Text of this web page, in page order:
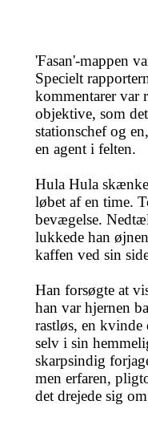
'Fasan'-mappen
Specielt
kommentarer var
objektive, som
stationschef og
en agent i felten.
Hula Hula
løbet af en time.
bevægelse.
lukkede han
kaffen ved sin
Han forsøgte at
han var hjernen
rastløs, en kvinde
selv i sin
skarpsindig
men erfaren,
det drejede sig